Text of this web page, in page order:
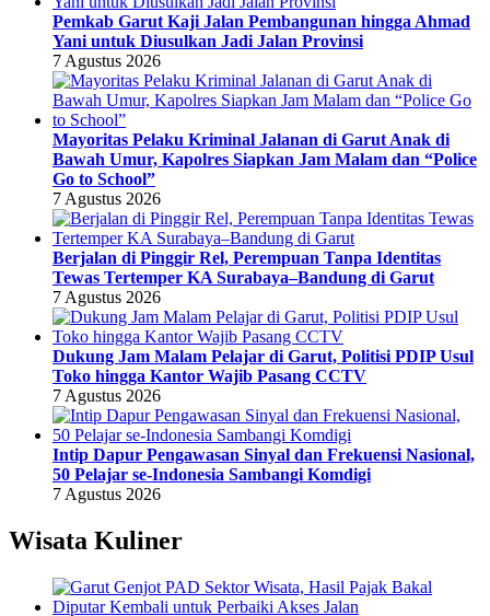
Pemkab Garut Kaji Jalan Pembangunan hingga Ahmad
Yani untuk Diusulkan Jadi Jalan Provinsi
7 Agustus 2026
Mayoritas Pelaku Kriminal Jalanan di Garut Anak di
Bawah Umur, Kapolres Siapkan Jam Malam dan “Police
Go to School”
7 Agustus 2026
Berjalan di Pinggir Rel, Perempuan Tanpa Identitas
Tewas Tertemper KA Surabaya–Bandung di Garut
7 Agustus 2026
Dukung Jam Malam Pelajar di Garut, Politisi PDIP Usul
Toko hingga Kantor Wajib Pasang CCTV
7 Agustus 2026
Intip Dapur Pengawasan Sinyal dan Frekuensi Nasional,
50 Pelajar se-Indonesia Sambangi Komdigi
7 Agustus 2026
Wisata Kuliner